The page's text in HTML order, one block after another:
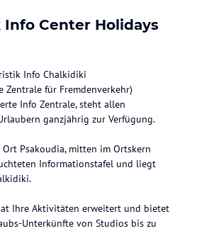
Center Holidays
Info Chalkidiki
Zentrale für Fremdenverkehr)
Info Zentrale, steht allen
ganzjährig zur Verfügung.
Psakoudia, mitten im Ortskern
Informationstafel und liegt
Ihre Aktivitäten erweitert und bietet
Unterkünfte von Studios bis zu